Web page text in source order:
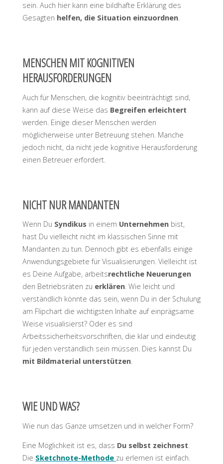
sein. Auch hier kann eine bildhafte Erklärung des
Gesagten helfen, die Situation einzuordnen.
MENSCHEN MIT KOGNITIVEN
HERAUSFORDERUNGEN
Auch für Menschen, die kognitiv beeinträchtigt sind,
kann auf diese Weise das Begreifen erleichtert
werden. Einige dieser Menschen werden
möglicherweise unter Betreuung stehen. Manche
jedoch nicht, da nicht jede kognitive Herausforderung
einen Betreuer erfordert.
NICHT NUR MANDANTEN
Wenn Du Syndikus in einem Unternehmenbist,
hast Du vielleicht nicht im klassischen Sinne mit
Mandanten zu tun. Dennoch gibt es ebenfalls einige
Anwendungsgebiete für Visualisierungen. Vielleicht ist
es Deine Aufgabe, arbeitsrechtliche Neuerungen
den Betriebsräten zu erklären. Wie leicht und
verständlich könnte das sein, wenn Du in der Schulung
am Flipchart die wichtigsten Inhalte auf einprägsame
Weise visualisierst? Oder es sind
Arbeitssicherheitsvorschriften, die klar und eindeutig
für jeden verständlich sein müssen. Dies kannst Du
mit Bildmaterial unterstützen.
WIE UND WAS?
Wie nun das Ganze umsetzen und in welcher Form?
Eine Möglichkeit ist es, dass Du selbst zeichnest.
Die Sketchnote-Methode zu erlernen ist einfach.